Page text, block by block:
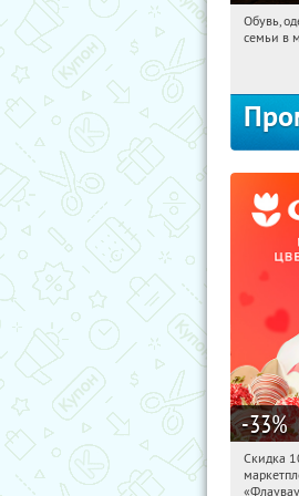
Обувь,
семьи в
-33%
Россия
Скидка